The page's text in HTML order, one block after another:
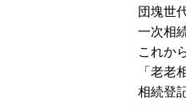
団塊世
一次相
これか
「老老
相続登